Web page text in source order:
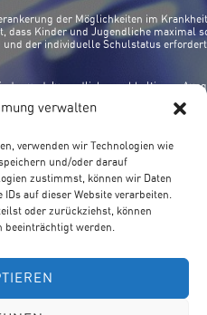
verwalten
verwenden wir Technologien wie
und/oder darauf
zustimmst, können wir Daten
auf dieser Website verarbeiten.
oder zurückziehst, können
werden.
der Möglichkeiten im
dass Kinder und Jugendliche maximal
und der individuelle Schulstatus
und Jugendliche nachhaltig vor
gesetzliche Grundlage dafür schaffen.
Länder ein Netzwerk für kranke Kinder
Bestandteil der Lehrerbildung sein.
Kompetenzzentren für
sind eine Bedingung für effektives
die bei einer Erkrankung Hilfe und
und analog dazu begleiten und